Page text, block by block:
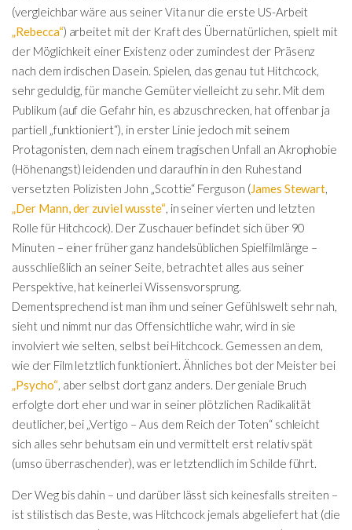
(vergleichbar wäre aus seiner Vita nur die erste US-Arbeit
„Rebecca“) arbeitet mit der Kraft des Übernatürlichen, spielt mit
der Möglichkeit einer Existenz oder zumindest der Präsenz
nach dem irdischen Dasein. Spielen, das genau tut Hitchcock,
sehr geduldig, für manche Gemüter vielleicht zu sehr. Mit dem
Publikum (auf die Gefahr hin, es abzuschrecken, hat offenbar ja
partiell „funktioniert“), in erster Linie jedoch mit seinem
Protagonisten, dem nach einem tragischen Unfall an Akrophobie
(Höhenangst) leidenden und daraufhin in den Ruhestand
versetzten Polizisten John „Scottie“ Ferguson (James Stewart
„Der Mann, der zuviel wusste“, in seiner vierten und letzten
Rolle für Hitchcock). Der Zuschauer befindet sich über 90
Minuten – einer früher ganz handelsüblichen Spielfilmlänge –
ausschließlich an seiner Seite, betrachtet alles aus seiner
Perspektive, hat keinerlei Wissensvorsprung.
Dementsprechend ist man ihm und seiner Gefühlswelt sehr nah,
sieht und nimmt nur das Offensichtliche wahr, wird in sie
involviert wie selten, selbst bei Hitchcock. Gemessen an dem,
wie der Film letztlich funktioniert. Ähnliches bot der Meister bei
„Psycho“, aber selbst dort ganz anders. Der geniale Bruch
erfolgte dort eher und war in seiner plötzlichen Radikalität
deutlicher, bei „Vertigo – Aus dem Reich der Toten“ schleicht
sich alles sehr behutsam ein und vermittelt erst relativ spät
(umso überraschender), was er letztendlich im Schilde führt.
Der Weg bis dahin – und darüber lässt sich keinesfalls streiten –
ist stilistisch das Beste, was Hitchcock jemals abgeliefert hat (die